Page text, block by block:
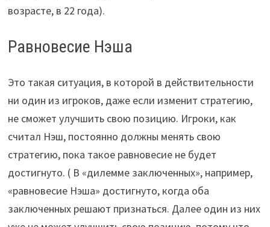
возрасте, в 22 года).
Равновесие Нэша
Это такая ситуация, в которой в действительности
ни один из игроков, даже если изменит стратегию,
не сможет улучшить свою позицию. Игроки, как
считал Нэш, постоянно должны менять свою
стратегию, пока такое равновесие не будет
достигнуто. ( В «дилемме заключенных», например,
«равновесие Нэша» достигнуто, когда оба
заключенных решают признаться. Далее один из них